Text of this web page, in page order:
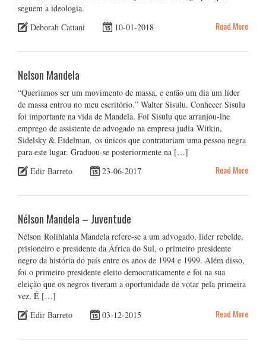
seguem a ideologia.
Deborah Cattani
10-01-2018 Read More
Nelson Mandela
“Queríamos ser um movimento de massa, e então um dia um líder
de massa entrou no meu escritório.” Walter Sisulu. Conhecer Sisulu
foi importante na vida de Mandela. Foi Sisulu que arranjou-lhe
emprego de assistente de advogado na empresa judia Witkin,
Sidelsky & Eidelman, os únicos que contratariam uma pessoa negra
para este lugar. Graduou-se posteriormente na […]
Edir Barreto
23-06-2017 Read More
Nélson Mandela – Juventude
Nélson Rolihlahla Mandela refere-se a um advogado, líder rebelde,
prisioneiro e presidente da África do Sul, o primeiro presidente
negro da história do país entre os anos de 1994 e 1999. Além disso,
foi o primeiro presidente eleito democraticamente e foi na sua
eleição que os negros tiveram a oportunidade de votar pela primeira
vez. É […]
Edir Barreto
03-12-2015 Read More